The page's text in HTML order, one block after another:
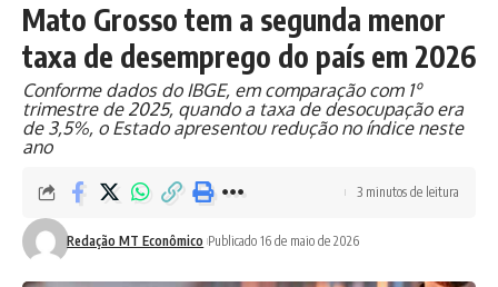
Mato Grosso tem a segunda menor
taxa de desemprego do país em 2026
Conforme dados do IBGE, em comparação com 1º
trimestre de 2025, quando a taxa de desocupação era
de 3,5%, o Estado apresentou redução no índice neste
ano
Redação MT Econômico Publicado 16 de maio de 2026
3 minutos de leitura